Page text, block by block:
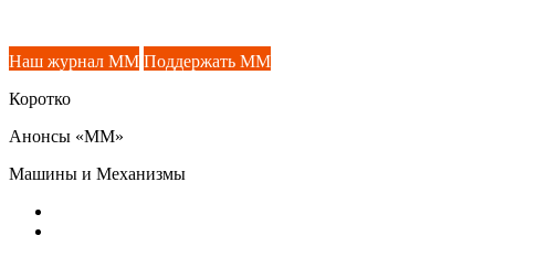
Наш журнал ММ Поддержать ММ
Коротко
Анонсы «ММ»
Машины и Механизмы